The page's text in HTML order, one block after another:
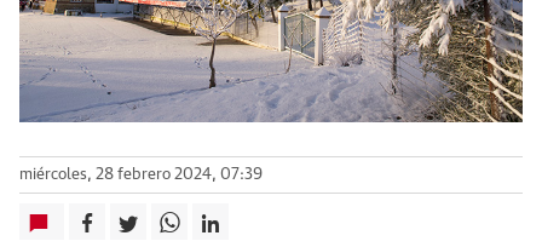
miércoles, 28 febrero 2024, 07:39